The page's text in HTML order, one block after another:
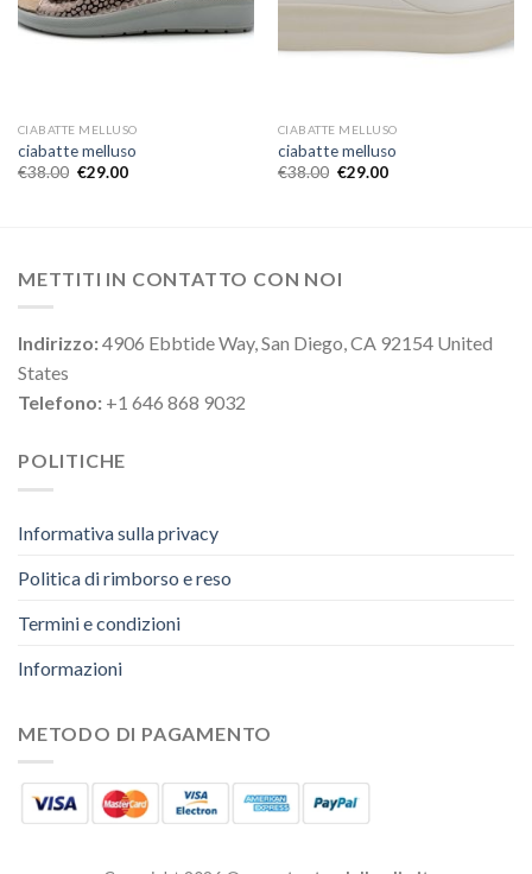
CIABATTE MELLUSO
ciabatte melluso
€38.00 €29.00
CIABATTE MELLUSO
ciabatte melluso
€38.00 €29.00
METTITI IN CONTATTO CON NOI
Indirizzo:4906 Ebbtide Way, San Diego, CA 92154 United
States
Telefono: +1 646 868 9032
POLITICHE
Informativa sulla privacy
Politica di rimborso e reso
Termini e condizioni
Informazioni
METODO DI PAGAMENTO